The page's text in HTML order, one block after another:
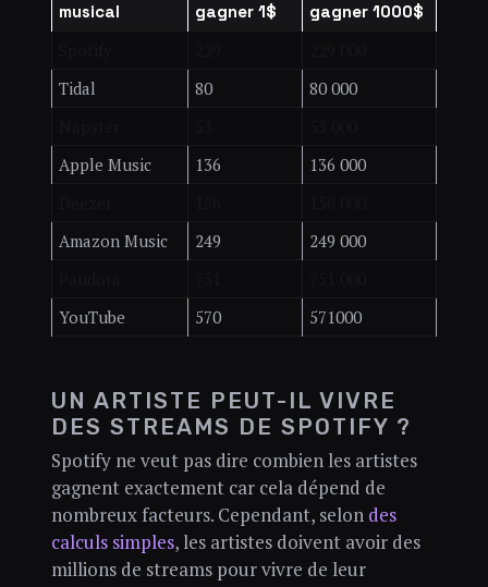
musical
gagner 1$
gagner 1000$
Tidal
80
80 000
Apple Music
136
136 000
Amazon Music
249
249 000
YouTube
570 571000
UN ARTISTE PEUT-IL VIVRE
DES STREAMS DE SPOTIFY ?
Spotify ne veut pas dire combien les artistes
gagnent exactement car cela dépend de
nombreux facteurs. Cependant, selon des
calculs simples, les artistes doivent avoir des
millions de streams pour vivre de leur